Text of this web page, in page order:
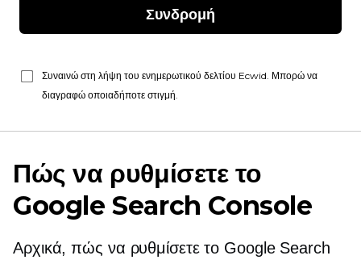
Συνδρομή
Συναινώ στη λήψη του ενημερωτικού δελτίου Ecwid. Μπορώ να
διαγραφώ οποιαδήποτε στιγμή.
Πώς να ρυθμίσετε το
Google Search Console
Αρχικά, πώς να ρυθμίσετε το Google Search